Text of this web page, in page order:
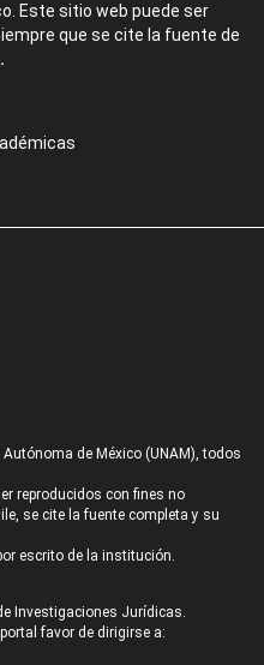
Este sitio web puede ser
que se cite la fuente de
de México (UNAM), todos
reproducidos con fines no
se cite la fuente completa y su
escrito de la institución.
Investigaciones Jurídicas.
favor de dirigirse a: